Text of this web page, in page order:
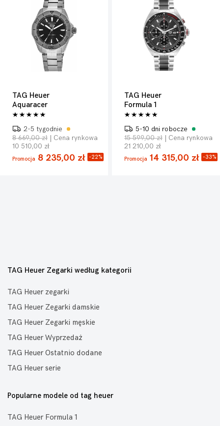
TAG Heuer
Aquaracer
2-5 tygodnie
8 669,00 zł | Cena rynkowa
10 510,00 zł
Promocja 8 235,00 zł -22%
TAG Heuer
Formula 1
5-10 dni robocze
15 599,00 zł | Cena rynkowa
21 210,00 zł
Promocja 14 315,00 zł -33%
TAG Heuer Zegarki według kategorii
TAG Heuer zegarki
TAG Heuer Zegarki damskie
TAG Heuer Zegarki męskie
TAG Heuer Wyprzedaż
TAG Heuer Ostatnio dodane
TAG Heuer serie
Popularne modele od tag heuer
TAG Heuer Formula 1